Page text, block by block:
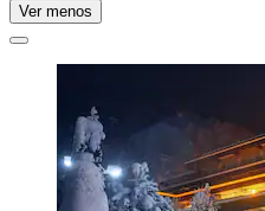
Ver menos